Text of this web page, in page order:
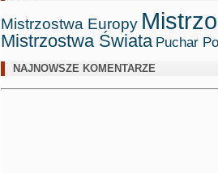
Mistrzostwa Europy
Mistrzostwa Świata Puchar
NAJNOWSZE KOMENTARZE